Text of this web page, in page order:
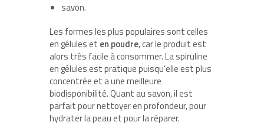
savon.
Les formes les plus populaires sont celles
en gélules et en poudre, car le produit est
alors très facile à consommer. La spiruline
en gélules est pratique puisqu’elle est plus
concentrée et a une meilleure
biodisponibilité. Quant au savon, il est
parfait pour nettoyer en profondeur, pour
hydrater la peau et pour la réparer.